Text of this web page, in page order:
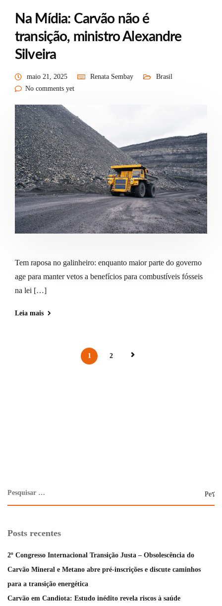
Na Mídia: Carvão não é
transição, ministro Alexandre
Silveira
maio 21, 2025 Renata Sembay
Brasil
No comments yet
Tem raposa no galinheiro: enquanto maior parte do governo
age para manter vetos a benefícios para combustíveis fósseis
na lei […]
Leia mais
1 2
Posts recentes
2º Congresso Internacional Transição Justa – Obsolescência do
Carvão Mineral e Metano abre pré-inscrições e discute caminhos
para a transição energética
Carvão em Candiota: Estudo inédito revela riscos à saúde